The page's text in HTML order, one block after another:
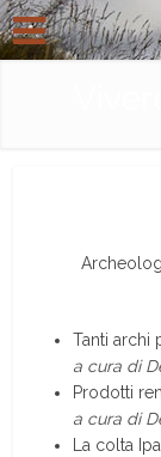
Tanti archi
a cura di
Prodotti
a cura di
La colta